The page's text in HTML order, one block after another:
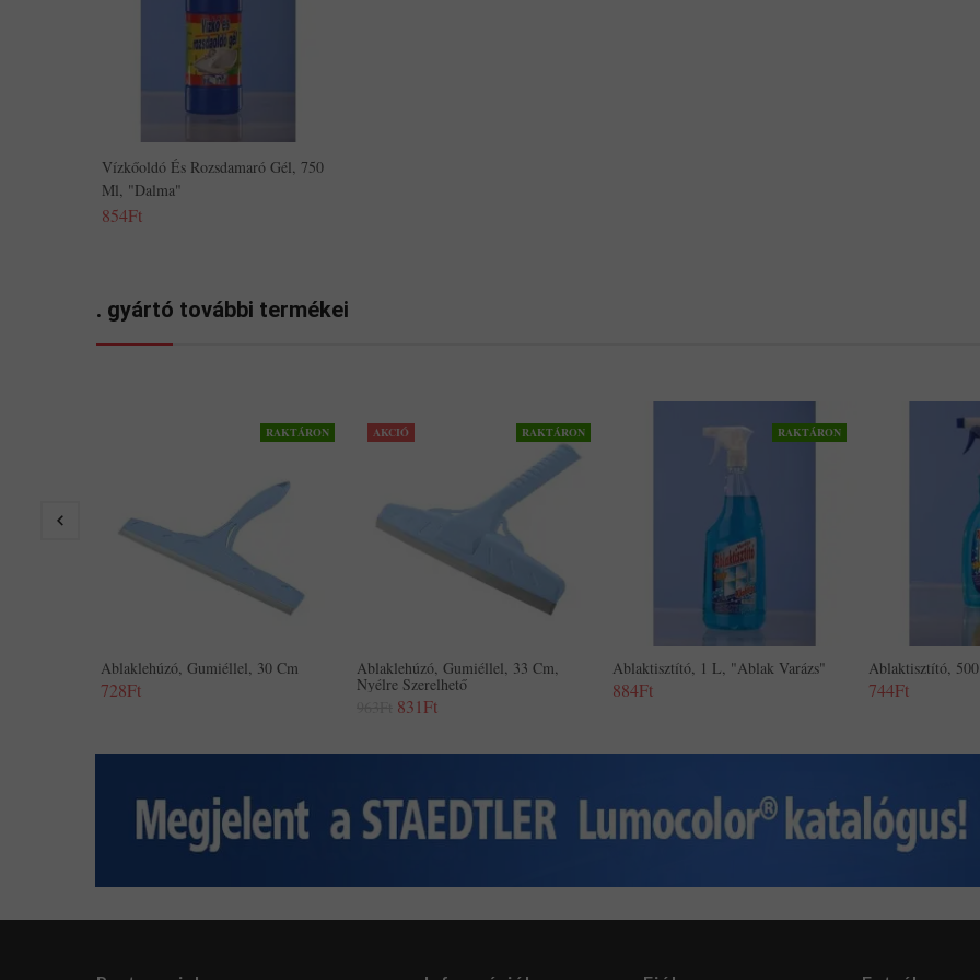
Vízkőoldó És Rozsdamaró Gél, 750
Ml, "Dalma"
854Ft
. gyártó további termékei
RAKTÁRON
Ablaklehúzó, Gumiéllel, 30 Cm
728Ft
AKCIÓ RAKTÁRON
Ablaklehúzó, Gumiéllel, 33 Cm,
Nyélre Szerelhető
831Ft
RAKTÁRON
Ablaktisztító, 1 L, "Ablak Varázs"
884Ft
Ablaktisztító,
744Ft